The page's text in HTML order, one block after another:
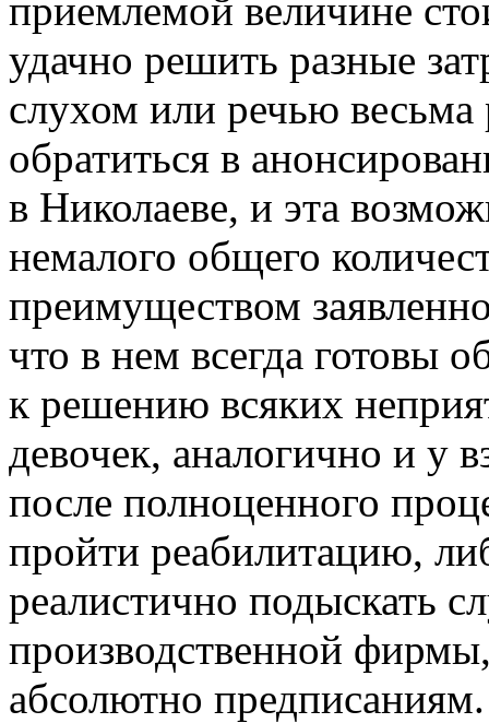
приемлемой величине
удачно решить разные
слухом или речью весьма
обратиться в
в Николаеве, и эта
немалого общего
преимуществом
что в нем всегда готовы
к решению всяких
девочек, аналогично и у
после полноценного
пройти реабилитацию,
реалистично подыскать
производственной
абсолютно предписаниям.